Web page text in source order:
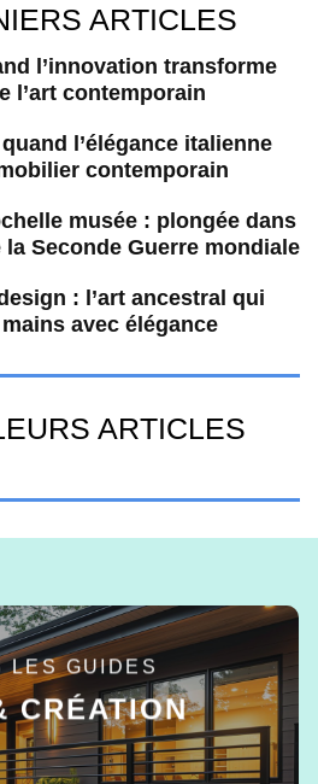
ARTICLES
l’innovation transforme
l’art contemporain
l’élégance italienne
contemporain
musée : plongée dans
la Seconde Guerre mondiale
: l’art ancestral qui
avec élégance
ARTICLES
LES GUIDES
CRÉATION
EN SAVOIR +